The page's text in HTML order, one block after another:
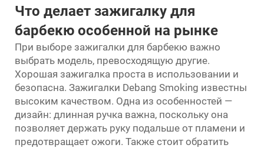
Что делает зажигалку для
барбекю особенной на рынке
При выборе зажигалки для барбекю важно
выбрать модель, превосходящую другие.
Хорошая зажигалка проста в использовании и
безопасна. Зажигалки Debang Smoking известны
высоким качеством. Одна из особенностей —
дизайн: длинная ручка важна, поскольку она
позволяет держать руку подальше от пламени и
предотвращает ожоги. Также стоит обратить